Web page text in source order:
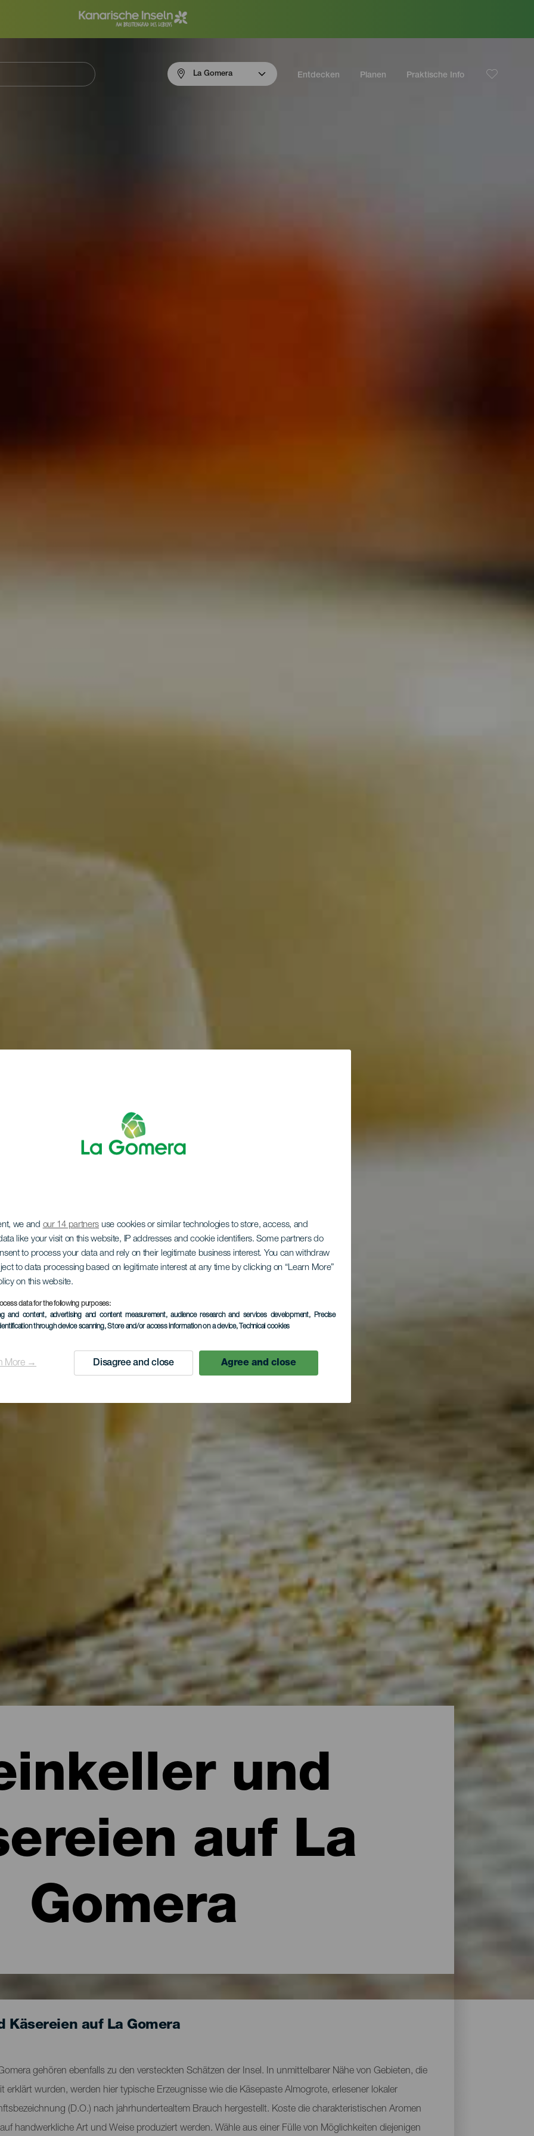
we and our 14 partners use cookies or similar technologies to store, access, and
like your visit on this website, IP addresses and cookie identifiers. Some partners do
to process your data and rely on their legitimate business interest. You can withdraw
to data processing based on legitimate interest at any time by clicking on “Learn More”
on this website.
data for the following purposes:
and content, advertising and content measurement, audience research and services development, Precise
through device scanning, Store and/or access information on a device, Technical cookies
More → Disagree and close Agree and close
La Gomera Entdecken Planen Praktische Info
und
auf La
Gomera
Käsereien auf La Gomera
gehören ebenfalls zu den versteckten Schätzen der Insel. In unmittelbarer Nähe von Gebieten, die
wurden, werden hier typische Erzeugnisse wie die Käsepaste Almogrote, erlesener lokaler
(D.O.) nach jahrhundertealtem Brauch hergestellt. Koste die charakteristischen Aromen
handwerkliche Art und Weise produziert werden. Wähle aus einer Fülle von Möglichkeiten diejenigen